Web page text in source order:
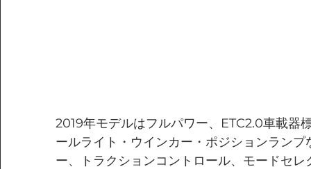
2019年モデルはフルパワー、ETC2.0車載器
ールライト・ウインカー・ポジションラン
ー、トラクションコントロール、モードセ